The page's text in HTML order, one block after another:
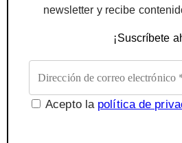
newsletter y recibe
¡Suscríbete
Acepto la política de